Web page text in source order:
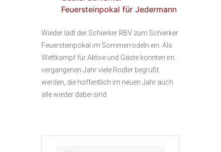
Feuersteinpokal für Jedermann
Wieder lädt der Schierker RBV zum Schierker
Feuersteinpokal im Sommerrodeln ein. Als
Wettkampf für Aktive und Gäste konnten im
vergangenen Jahr viele Rodler begrüßt
werden, die hoffentlich im neuen Jahr auch
alle wieder dabei sind.